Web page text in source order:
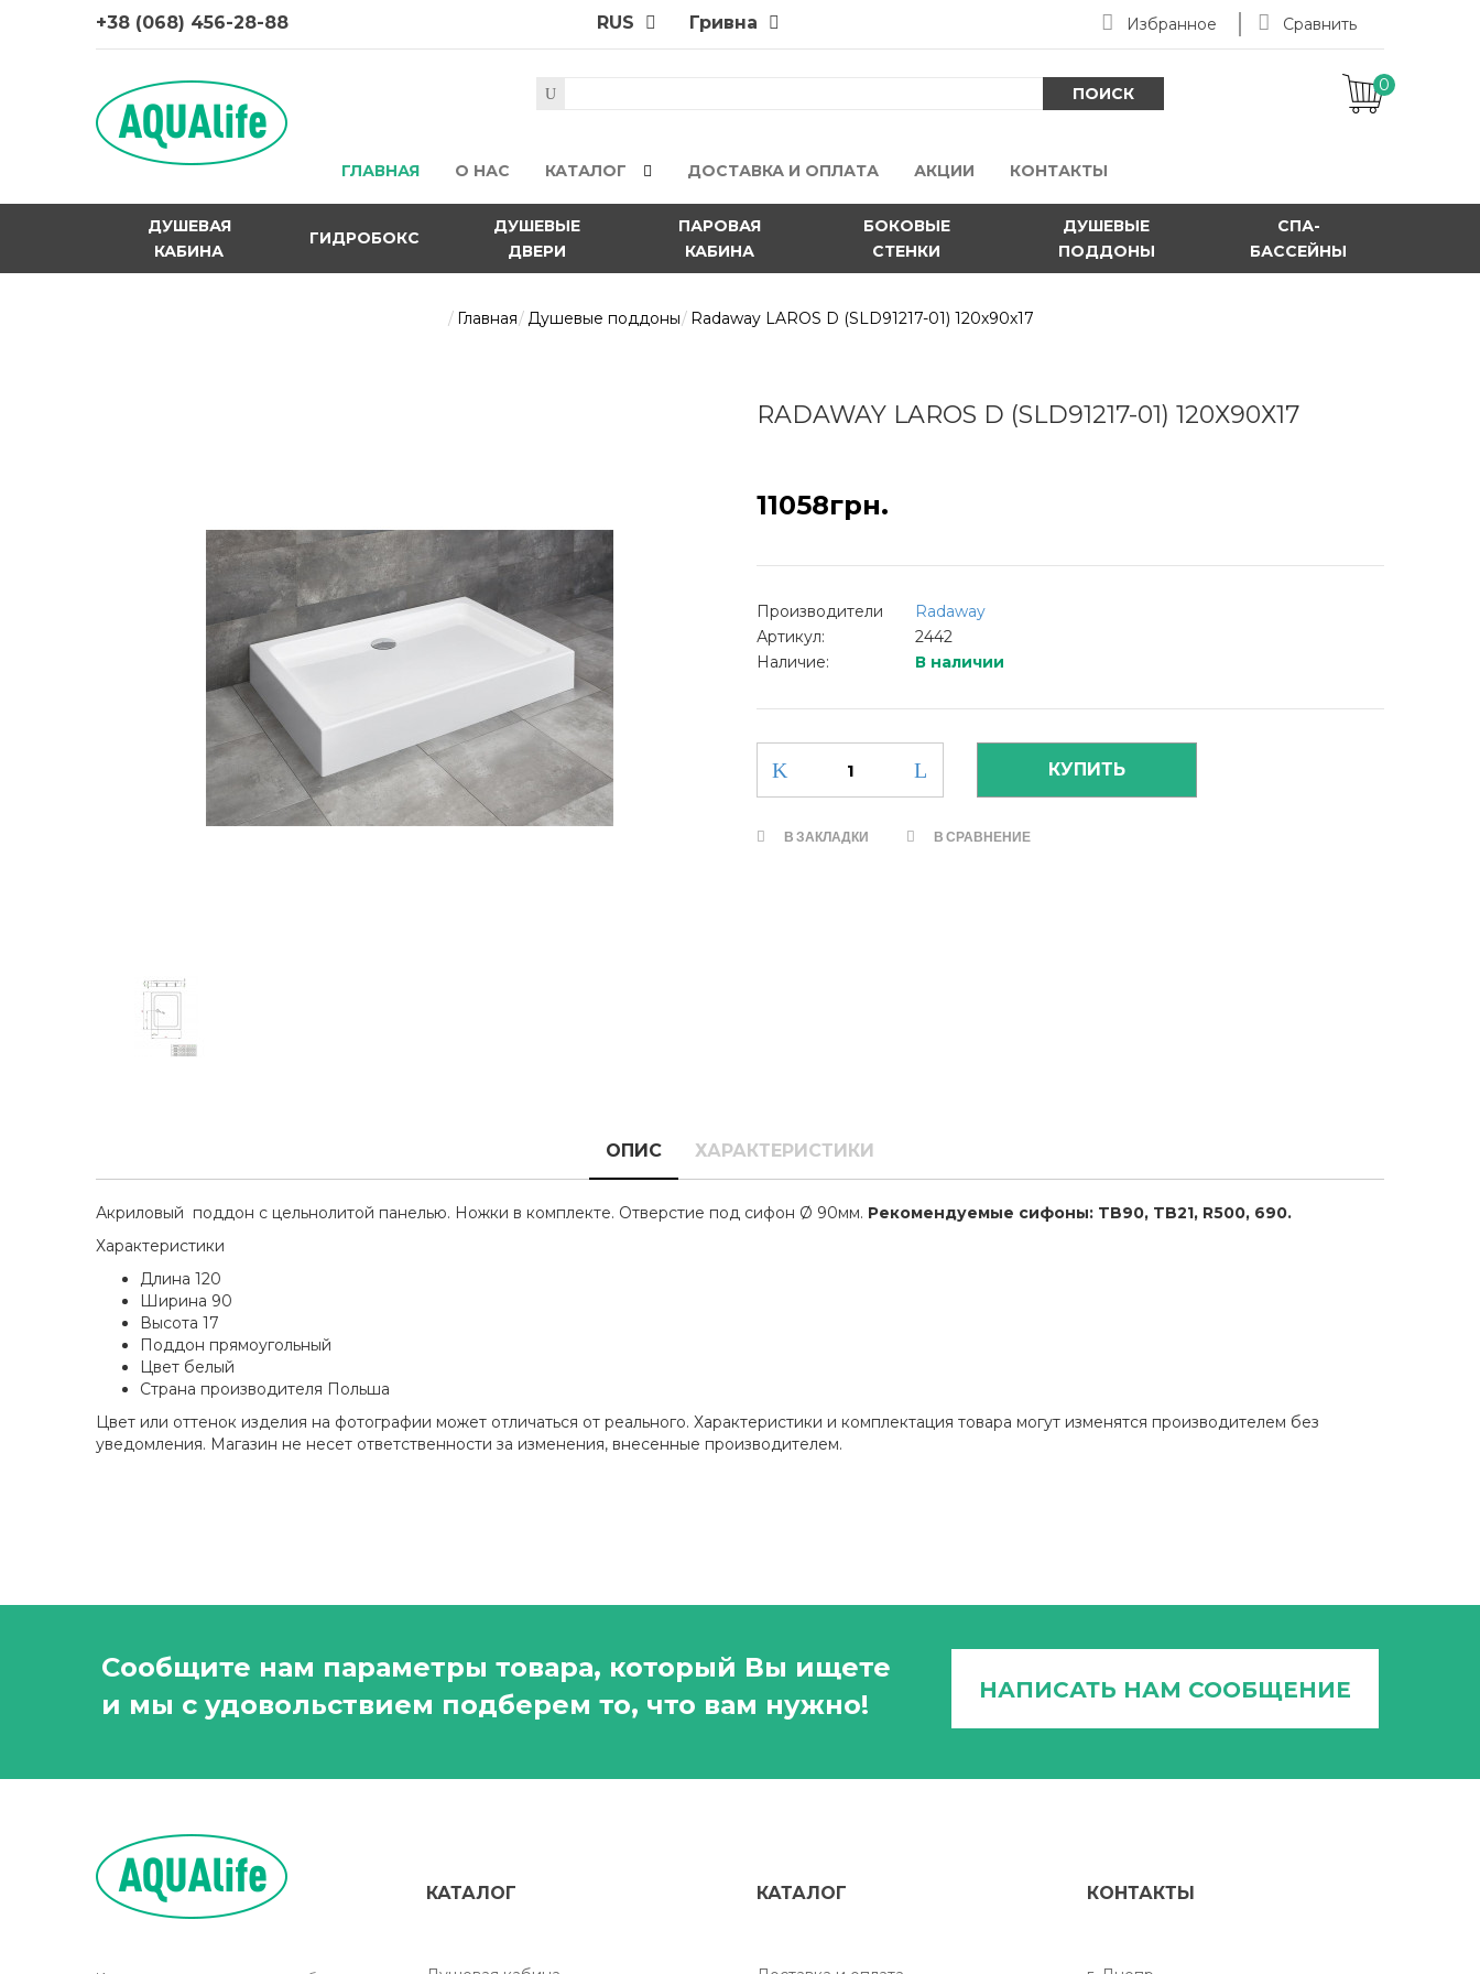
+38 (068) 456-28-88 RUS Гривна Избранное Сравнить
ПОИСК 0
-
ГЛАВНАЯ О НАС КАТАЛОГ ДОСТАВКА И ОПЛАТА АКЦИИ КОНТАКТЫ
ДУШЕВАЯ
КАБИНА
ГИДРОБОКС
ДУШЕВЫЕ
ДВЕРИ
ПАРОВАЯ
КАБИНА
БОКОВЫЕ
СТЕНКИ
ДУШЕВЫЕ
ПОДДОНЫ
СПА-
БАССЕЙНЫ
Главная Душевые поддоны Radaway LAROS D (SLD91217-01) 120х90х17
RADAWAY LAROS D (SLD91217-01) 120Х90Х17
11058грн.
Производители
Radaway
Артикул:
2442
Наличие:
В наличии
В ЗАКЛАДКИ В СРАВНЕНИЕ
ОПИС ХАРАКТЕРИСТИКИ
Акриловый поддон с цельнолитой панелью. Ножки в комплекте. Отверстие под сифон Ø 90мм. Рекомендуемые сифоны: TB90, TB21, R500, 690.
Характеристики
Длина 120
Ширина 90
Высота 17
Поддон прямоугольный
Цвет белый
Страна производителя Польша
Цвет или оттенок изделия на фотографии может отличаться от реального. Характеристики и комплектация товара могут изменятся производителем без
уведомления. Магазин не несет ответственности за изменения, внесенные производителем.
Сообщите нам параметры товара, который Вы ищете
и мы с удовольствием подберем то, что вам нужно!
НАПИСАТЬ НАМ СООБЩЕНИЕ
КАТАЛОГ КАТАЛОГ КОНТАКТЫ